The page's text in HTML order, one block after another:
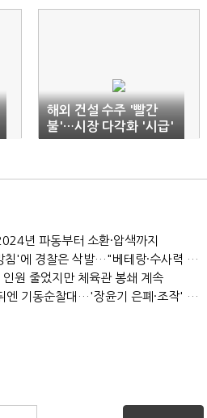
해외 건설 수주 '빨간
불'…시장 다각화 '시급'
년 파동부터 소환·압색까지
(폴리스라인)'순환근무 방침'에 경찰은 삭발…"베테랑·수사력 보강 먼저"
원 줄었지만 체육관 봉쇄 계속
'신림동·서현역 칼부림' 뒤엔 기동순찰대…'장윤기 은폐·조작' 후엔 내부비리수사대